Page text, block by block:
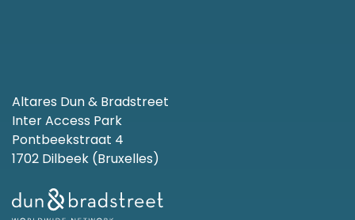
Altares Dun & Bradstreet
Inter Access Park
Pontbeekstraat 4
1702 Dilbeek (Bruxelles)